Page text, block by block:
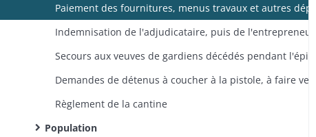
Règlement de la cantine
Population